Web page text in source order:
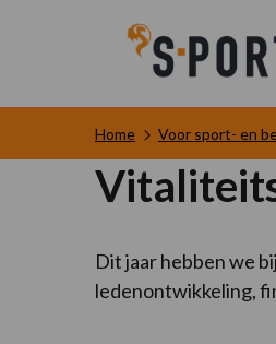
Home Voor sport- en
Dit jaar hebben we
ledenontwikkeling,